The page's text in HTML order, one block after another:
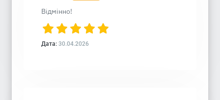
Відмінно!
Дата: 30.04.2026